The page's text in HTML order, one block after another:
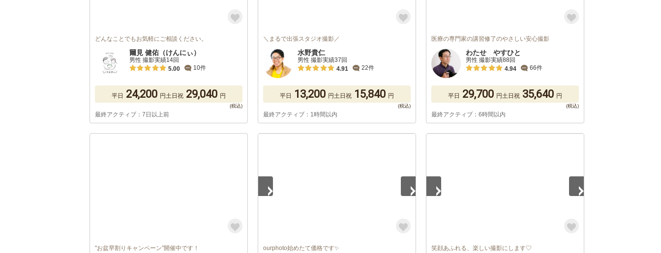
どんなことでもお気軽にご相談ください。
爾見 健佑（けんにぃ）
男性 撮影実績14回
5.00
10件
平日 24,200 円土日祝 29,040 円
最終アクティブ：7日以上前
＼まるで出張スタジオ撮影／
水野貴仁
男性 撮影実績37回
4.91
22件
平日 13,200 円土日祝 15,840 円
最終アクティブ：1時間以内
医療の専門家の講習修了のやさしい安心撮影
わたせ やすひと
男性 撮影実績88回
4.94
66件
平日 29,700 円土日祝 35,640 円
最終アクティブ：6時間以内
"お盆早割りキャンペーン”開催中です！ ourphoto始めたて価格です✨ 笑顔あふれる、楽しい撮影にします♡